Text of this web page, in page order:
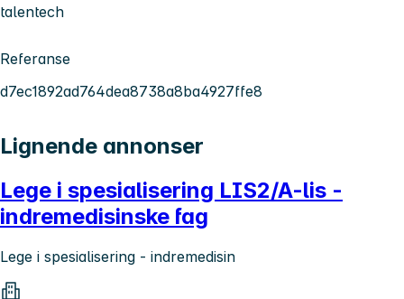
talentech
Referanse
d7ec1892ad764dea8738a8ba4927ffe8
Lignende annonser
Lege i spesialisering LIS2/A-lis -
indremedisinske fag
Lege i spesialisering - indremedisin